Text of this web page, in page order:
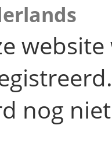
nog